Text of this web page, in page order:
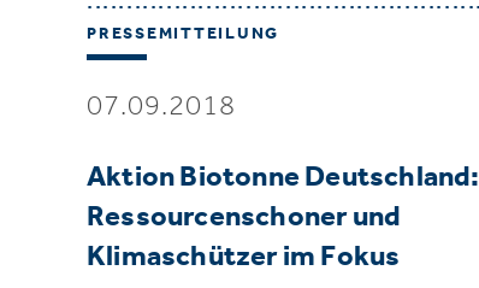
PRESSEMITTEILUNG
07.09.2018
Aktion Biotonne Deutschland:
Ressourcenschoner und
Klimaschützer im Fokus